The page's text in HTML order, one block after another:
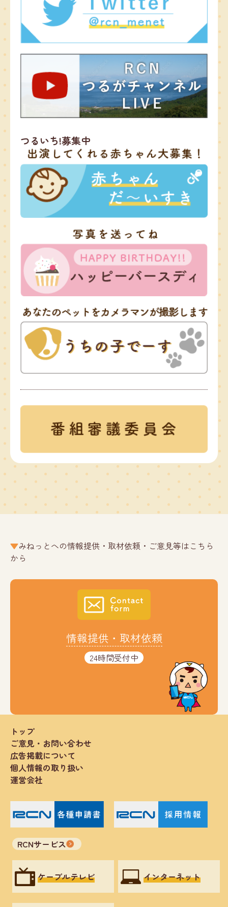
つるいち!募集中
みねっとへの情報提供・取材依頼・ご意見等はこちら
から
情報提供・取材依頼
24時間受付中
トップ
ご意見・お問い合わせ
広告掲載について
個人情報の取り扱い
運営会社
RCNサービス
ケーブルテレビ インターネット